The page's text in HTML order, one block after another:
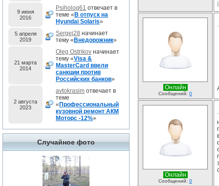
9 июня
2016
Psiholog61 отвечает в
теме « В отпуск на
Hyundai Solaris»
5 апреля
2019
Sergej28 начинает
тему « Внедорожник»
21 марта
2014
Oleg Ostrikov начинает
тему «Visa &
MasterCard ввели
санкции против
Российских банков»
2 августа
2023
avtokrasim отвечает в
теме
« Профессиональный
кузовной ремонт АКМ
Моторс -12%»
Случайное фото
Онлайн
Сообщений: 0
Онлайн
Сообщений: 0